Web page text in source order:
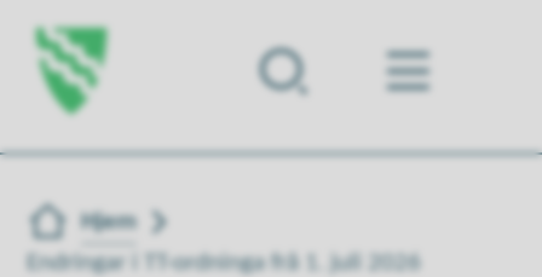
Forsiden
Du er her:
Hjem
Endringar i TT-ordninga frå 1. juli 2026